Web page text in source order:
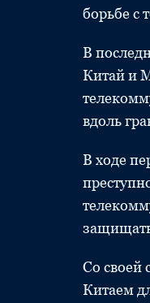
борьбе с
В
Китай и
вдоль
В ходе
Со своей
Китаем